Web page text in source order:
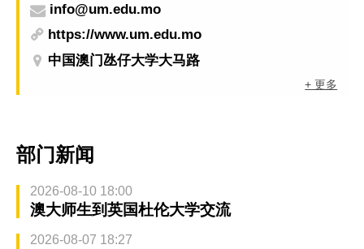
info@um.edu.mo
https://www.um.edu.mo
中国澳门氹仔大学大马路
+ 更多
部门新闻
2026-08-10 18:00
澳大师生到英国杜伦大学交流
2026-08-07 18:27